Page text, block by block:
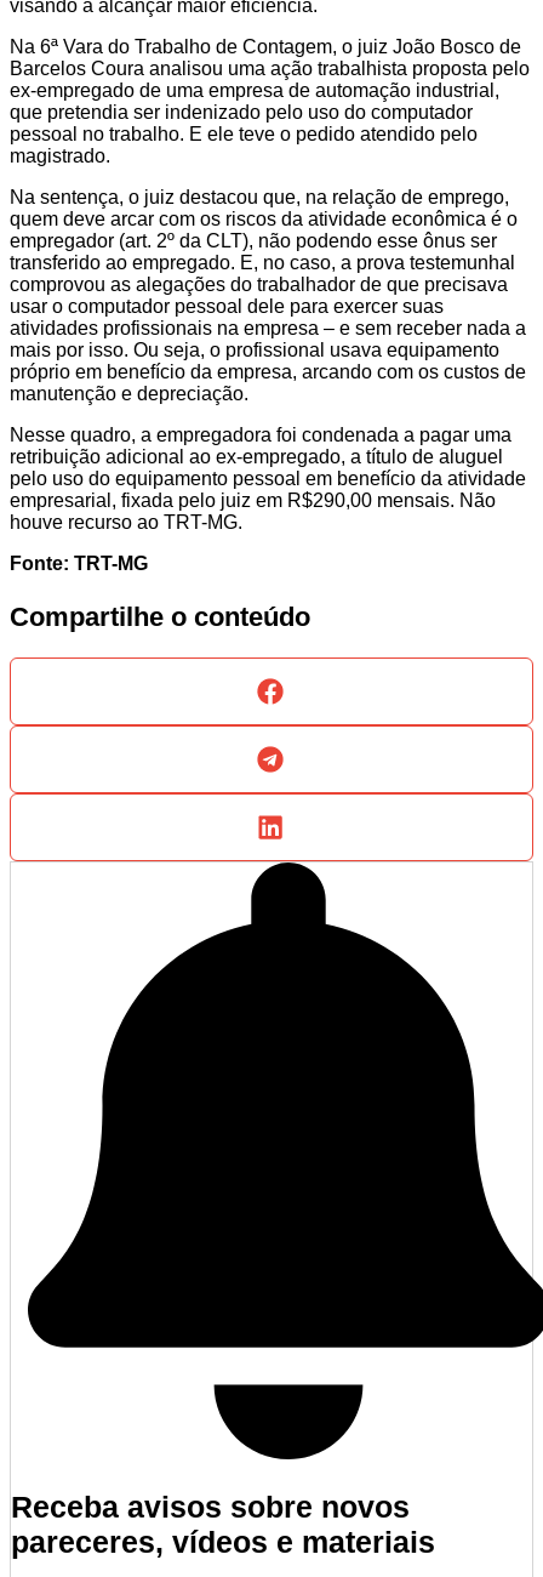
visando a alcançar maior eficiência.
Na 6ª Vara do Trabalho de Contagem, o juiz João Bosco de
Barcelos Coura analisou uma ação trabalhista proposta pelo
ex-empregado de uma empresa de automação industrial,
que pretendia ser indenizado pelo uso do computador
pessoal no trabalho. E ele teve o pedido atendido pelo
magistrado.
Na sentença, o juiz destacou que, na relação de emprego,
quem deve arcar com os riscos da atividade econômica é o
empregador (art. 2º da CLT), não podendo esse ônus ser
transferido ao empregado. E, no caso, a prova testemunhal
comprovou as alegações do trabalhador de que precisava
usar o computador pessoal dele para exercer suas
atividades profissionais na empresa – e sem receber nada a
mais por isso. Ou seja, o profissional usava equipamento
próprio em benefício da empresa, arcando com os custos de
manutenção e depreciação.
Nesse quadro, a empregadora foi condenada a pagar uma
retribuição adicional ao ex-empregado, a título de aluguel
pelo uso do equipamento pessoal em benefício da atividade
empresarial, fixada pelo juiz em R$290,00 mensais. Não
houve recurso ao TRT-MG.
Fonte: TRT-MG
Compartilhe o conteúdo
Receba avisos sobre novos
pareceres, vídeos e materiais